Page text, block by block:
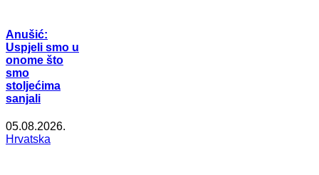
Anušić:
Uspjeli smo u
onome što
smo
stoljećima
sanjali
05.08.2026.
Hrvatska